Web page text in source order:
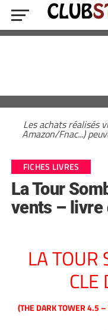
Les achats réalisés
Amazon/Fnac...)
FICHES LIVRES
La Tour
vents – livre
LA TOUR
CLE
(THE DARK TOWER 4.5